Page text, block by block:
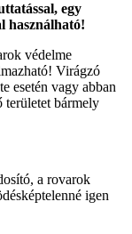
egy
használható!
védelme
Virágzó
esetén vagy abban
területet bármely
a rovarok
igen